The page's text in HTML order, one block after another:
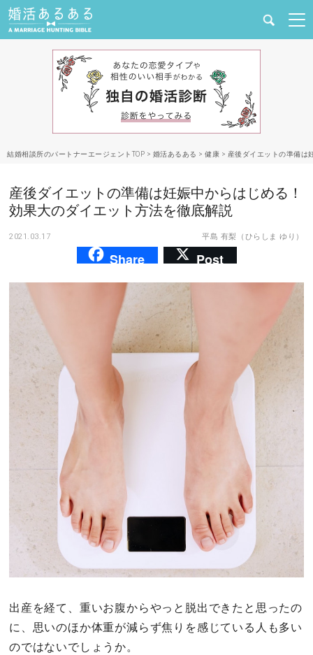
婚活と結婚
合コン・街コン
マッチングアプリ
あるある
その他
ドキドキ
仕事とキャリア
占い・診断
ファッション・美容
グルメ
趣味・旅行
結婚相談所のパートナーエージェントTOP > 婚活あるある > 健康 > 産後ダイエットの準備は
産後ダイエットの準備は妊娠中からはじめる！
効果大のダイエット方法を徹底解説
2021.03.17 平島 有梨（ひらしま ゆり）
Share Post
出産を経て、重いお腹からやっと脱出できたと思ったの
に、思いのほか体重が減らず焦りを感じている人も多い
のではないでしょうか。